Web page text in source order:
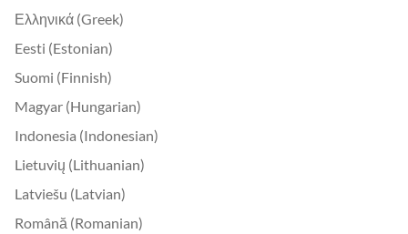
Ελληνικά (Greek)
Eesti (Estonian)
Suomi (Finnish)
Magyar (Hungarian)
Indonesia (Indonesian)
Lietuvių (Lithuanian)
Latviešu (Latvian)
Română (Romanian)